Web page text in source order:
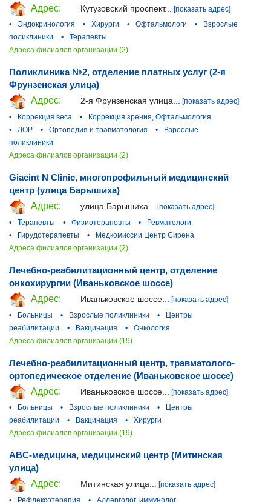
Адрес:
Кутузовский проспект...
[показать адрес]
•
Эндокринология • Хирурги • Офтальмологи •
Взрослые
поликлиники
•
Терапевты
Адреса филиалов организации (2)
Поликлиника №2, отделение платных услуг (2-я
Фрунзенская улица)
Адрес:
2-я Фрунзенская улица... [показать адрес]
•
Коррекция веса •
Коррекция зрения, Офтальмология
•
ЛОР • Ортопедия и травматология •
Взрослые
поликлиники
Адреса филиалов организации (2)
Giacint N Clinic, многопрофильный медицинский
центр (улица Барышиха)
Адрес:
улица Барышиха...
[показать адрес]
•
Терапевты • Физиотерапевты •
Ревматологи
•
Гирудотерапевты •
Медкомиссии Центр Сирена
Адреса филиалов организации (2)
Лечебно-реабилитационный центр, отделение
онкохирургии (Иваньковское шоссе)
Адрес:
Иваньковское шоссе...
[показать адрес]
•
Больницы • Взрослые поликлиники •
Центры
реабилитации
• Вакцинация •
Онкология
Адреса филиалов организации (19)
Лечебно-реабилитационный центр, травматолого-
ортопедическое отделение (Иваньковское шоссе)
Адрес:
Иваньковское шоссе...
[показать адрес]
•
Больницы • Взрослые поликлиники •
Центры
реабилитации
• Вакцинация •
Хирурги
Адреса филиалов организации (19)
ABC-медицина, медицинский центр (Митинская
улица)
Адрес:
Митинская улица... [показать адрес]